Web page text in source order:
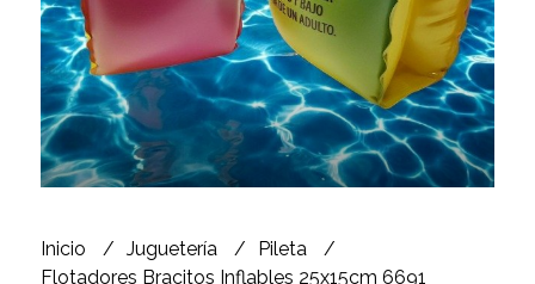
Inicio Juguetería
Pileta
Flotadores Bracitos Inflables 25x15cm 6691